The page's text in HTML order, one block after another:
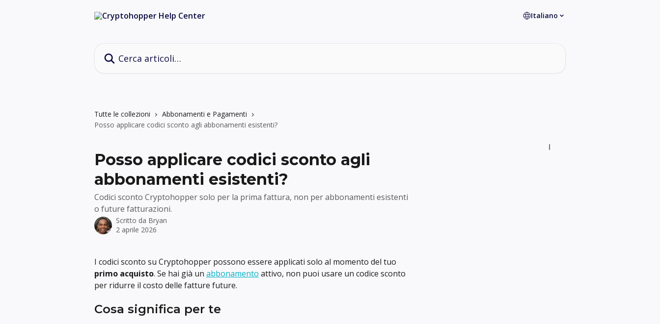
Italiano
Tutte le collezioni
Abbonamenti e Pagamenti
Posso applicare codici sconto agli abbonamenti esistenti?
Posso applicare codici sconto agli
abbonamenti esistenti?
Codici sconto Cryptohopper solo per la prima fattura, non per abbonamenti esistenti
o future fatturazioni.
Scritto da Bryan
2 aprile 2026
I codici sconto su Cryptohopper possono essere applicati solo al momento del tuo
primo acquisto. Se hai già un abbonamento attivo, non puoi usare un codice sconto
per ridurre il costo delle fatture future.
Cosa significa per te